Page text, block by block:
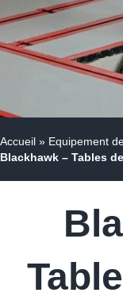
Accueil » Equipement
Blackhawk – Tables